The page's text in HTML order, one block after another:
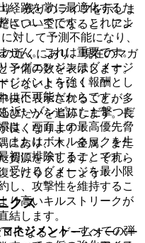
、残りのライフを示しま
さい—空になると、アン
近くにあり、現在のマガ
予備の数を表示します。
しないように！
央に表示されることが多
びたかを追跡します。長
良くなります！
にあり、木、金属、また
資源を示します。それら
したりしましょう！
クス
になるとゲームオーバー
経路を常に最適化するた
についてです。これによ
対して予測不能になり、
せん。これは重要です。
ングエンジンはダメージ
ジメントを強く報酬とし
は不可能だからです。
近いゾンビにただ撃つだ
は、画面上の最高優先脅
またはボトルネックを生
初に排除することです。
受けるダメージを最小限
し、攻撃性を維持するこ
り高いキルストリークが
結します。
ネジメント- すべての弾